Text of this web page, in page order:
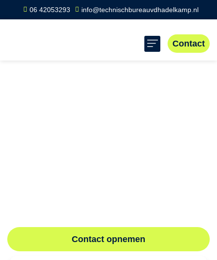
06 42053293 info@technischbureauvdhadelkamp.nl
Contact
Contact opnemen